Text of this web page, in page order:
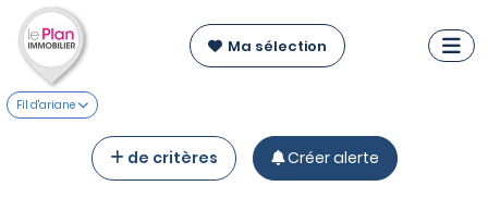
Ma sélection
Fil d'ariane
de critères Créer alerte